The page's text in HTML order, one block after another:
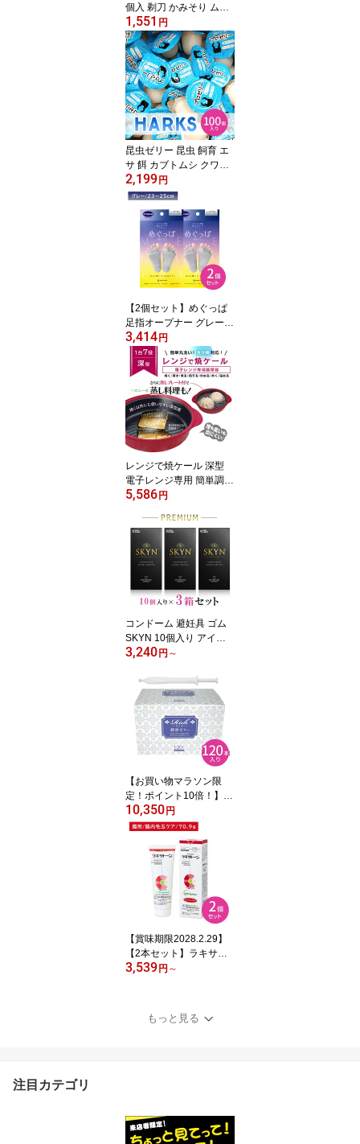
個入 剃刀 かみそり ムダ
毛処理 ロングハンドル
長い T字型 5枚刃 肌にや
さしい 首振り フック形
状 安定 日用品 衛生用品
貝印
1,551 円
昆虫ゼリー 昆虫 飼育 エ
サ 餌 カブトムシ クワガ
タ 100個入り プロゼリー
KBファーム 夏休み 自由
研究 高たんぱく アミノ
酸 無着色
2,199 円
【2個セット】めぐっぱ
足指オープナー グレー 1
足入 すっきり むくみ 疲
れ リラックス 保温 なめ
らか ズレにくい フィッ
ト クッション フットケ
ア ドクターショール
3,414 円
レンジで焼ケール 深型
電子レンジ専用 簡単調理
時短 焦げにくい 食洗機
煙 抑制 火を使わない 魚
炒める 炊く 蒸しプレー
ト付き キッチン用品 ト
プラン
5,586 円
コンドーム 避妊具 ゴム
SKYN 10個入り アイア
ール 3箱セット スキン 避
イズ ゼリー付き プレミ
アム プレミア
3,240 円 ～
【お買い物マラソン限
定！ポイント10倍！】リ
ッチ 潤滑ゼリー 120本入
り 潤滑ジェル ローショ
ン 女性用 無臭 無色 無味
無着色 乳酸 ヒアルロン
酸 弱酸性 試験検査済み
ワンタッチ 注入 業務用
使い切り
10,350 円
【賞味期限2028.2.29】
【2本セット】ラキサト
ーン 猫用 70.9g 2本 毛玉
ンドチューブタイプ 猫
ネコ ペット フジタ製薬
3,539 円 ～
もっと見る
注目カテゴリ